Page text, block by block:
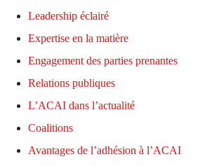
Leadership éclairé
Expertise en la matière
Engagement des parties prenantes
Relations publiques
L’ACAI dans l’actualité
Coalitions
Avantages de l’adhésion à l’ACAI